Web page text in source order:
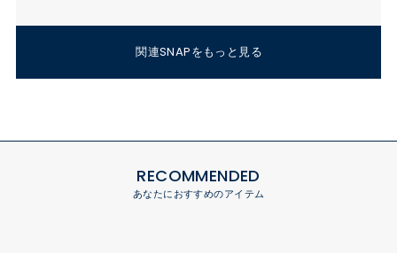
関連SNAPをもっと見る
RECOMMENDED
あなたにおすすめのアイテム